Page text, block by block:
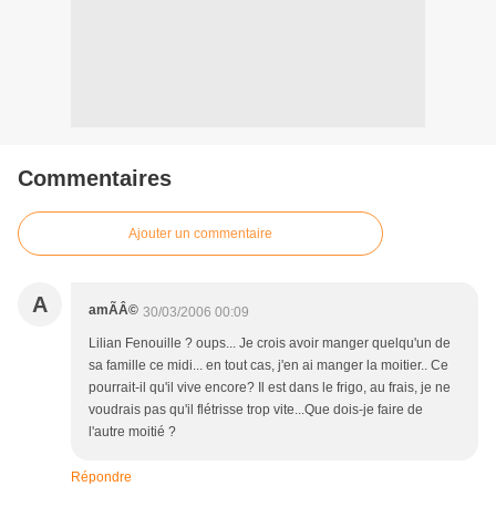
Commentaires
Ajouter un commentaire
A amÃÂ© 30/03/2006 00:09
Lilian Fenouille ? oups... Je crois avoir manger quelqu'un de
sa famille ce midi... en tout cas, j'en ai manger la moitier.. Ce
pourrait-il qu'il vive encore? Il est dans le frigo, au frais, je ne
voudrais pas qu'il flétrisse trop vite...Que dois-je faire de
l'autre moitié ?
Répondre